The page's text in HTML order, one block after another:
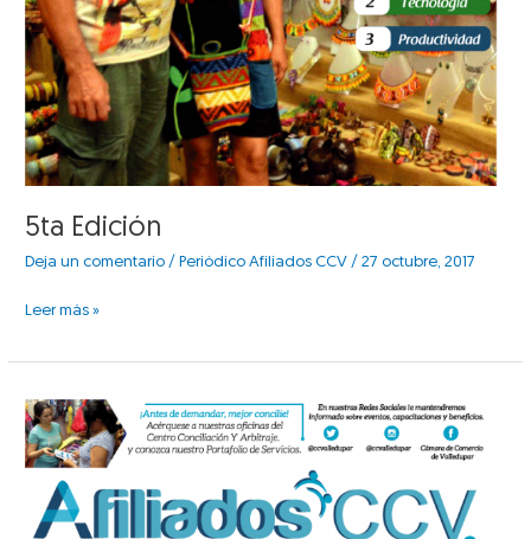
5ta Edición
Deja un comentario / Periódico Afiliados CCV /27 octubre, 2017
Leer más »
4ta
Edición